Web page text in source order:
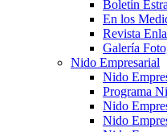
Boletín
En los
Revista
Galería
Nido Empresarial
Nido
Programa
Nido
Nido